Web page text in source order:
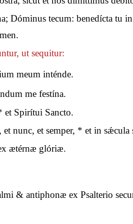
Dóminus tecum: benedícta tu
ut sequitur:
meum inténde.
me festína.
Spirítui Sancto.
nunc, et semper, * et in
ætérnæ glóriæ.
& antiphonæ ex Psalterio